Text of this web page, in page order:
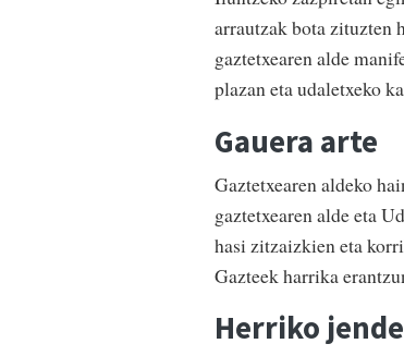
arrautzak bota zituzten
gaztetxearen alde
plazan eta udaletxeko
Gauera arte
Gaztetxearen aldeko
gaztetxearen alde eta
hasi zitzaizkien eta
Gazteek harrika
Herriko